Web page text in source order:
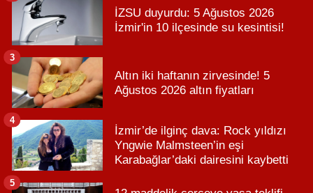
İZSU duyurdu: 5 Ağustos 2026
İzmir'in 10 ilçesinde su kesintisi!
Altın iki haftanın zirvesinde! 5
Ağustos 2026 altın fiyatları
3
İzmir’de ilginç dava: Rock yıldızı
Yngwie Malmsteen’in eşi
Karabağlar’daki dairesini kaybetti
4
5